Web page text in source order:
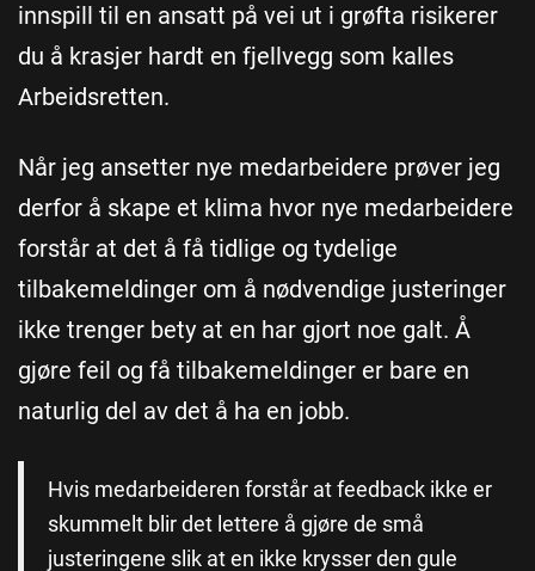
innspill til en ansatt på vei ut i grøfta risikerer
du å krasjer hardt en fjellvegg som kalles
Arbeidsretten.
Når jeg ansetter nye medarbeidere prøver jeg
derfor å skape et klima hvor nye medarbeidere
forstår at det å få tidlige og tydelige
tilbakemeldinger om å nødvendige justeringer
ikke trenger bety at en har gjort noe galt. Å
gjøre feil og få tilbakemeldinger er bare en
naturlig del av det å ha en jobb.
Hvis medarbeideren forstår at feedback ikke er
skummelt blir det lettere å gjøre de små
justeringene slik at en ikke krysser den gule